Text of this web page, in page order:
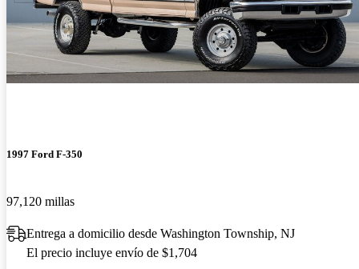
1997 Ford F-350
97,120 millas
Entrega a domicilio desde Washington Township, NJ
El precio incluye envío de $1,704